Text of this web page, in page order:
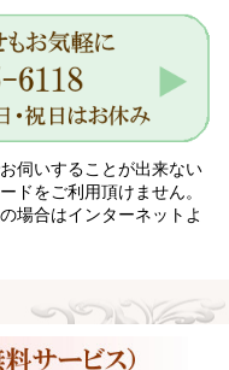
伺いすることが出来ない
ドをご利用頂けません。
場合はインターネットよ